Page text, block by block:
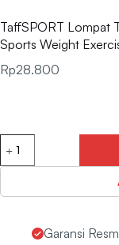
TaffSPORT Lompat
Sports Weight
Rp28.800
Garansi